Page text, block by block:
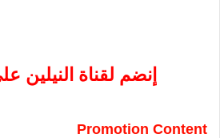
إنضم لقناة النيلين
Promotion Content